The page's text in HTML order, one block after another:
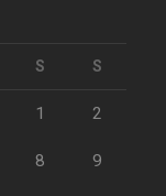
S S
1 2
8 9